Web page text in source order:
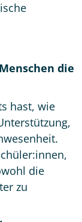
die
hast, wie
die
zu